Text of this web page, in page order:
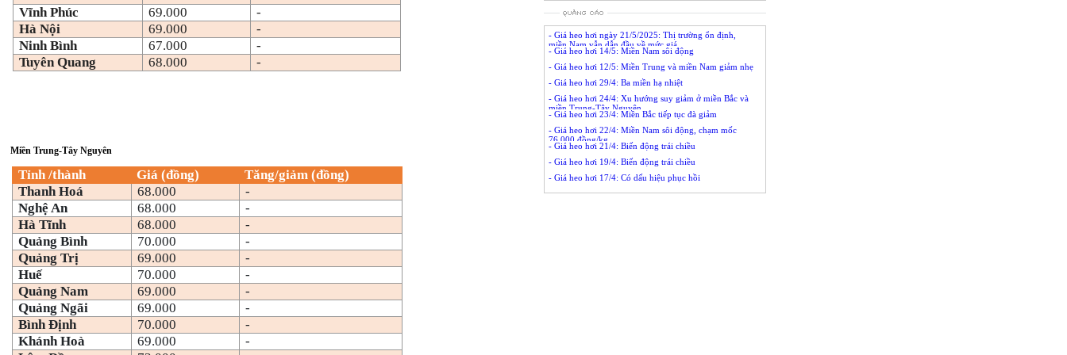
Vĩnh Phúc
69.000
-
Hà Nội
69.000
-
Ninh Bình
67.000
-
Tuyên Quang
68.000 -
Miền Trung-Tây Nguyên
Tỉnh /thành Giá (đồng)
Tăng/giảm (đồng)
Thanh Hoá
68.000
-
Nghệ An
68.000
-
Hà Tĩnh
68.000
-
Quảng Bình
70.000
-
Quảng Trị
69.000
-
Huế
70.000
-
Quảng Nam
69.000
-
Quảng Ngãi
69.000
-
Bình Định
70.000
-
Khánh Hoà
69.000
-
- Giá heo hơi ngày 21/5/2025: Thị trường ổn định,
miền Nam vẫn dẫn đầu về mức giá
- Giá heo hơi 14/5: Miền Nam sôi động
- Giá heo hơi 12/5: Miền Trung và miền Nam giảm nhẹ
- Giá heo hơi 29/4: Ba miền hạ nhiệt
- Giá heo hơi 24/4: Xu hướng suy giảm ở miền Bắc và
miền Trung-Tây Nguyên
- Giá heo hơi 23/4: Miền Bắc tiếp tục đà giảm
- Giá heo hơi 22/4: Miền Nam sôi động, chạm mốc
76.000 đồng/kg
- Giá heo hơi 21/4: Biến động trái chiều
- Giá heo hơi 19/4: Biến động trái chiều
- Giá heo hơi 17/4: Có dấu hiệu phục hồi